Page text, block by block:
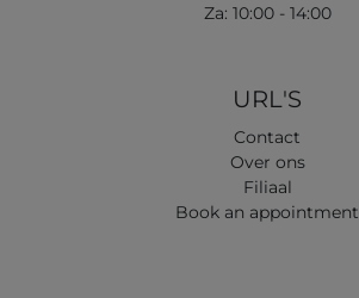
Za: 10:00 - 14:00
URL'S
Contact
Over ons
Filiaal
Book an appointment